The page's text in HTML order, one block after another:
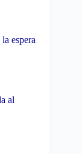
espera
al